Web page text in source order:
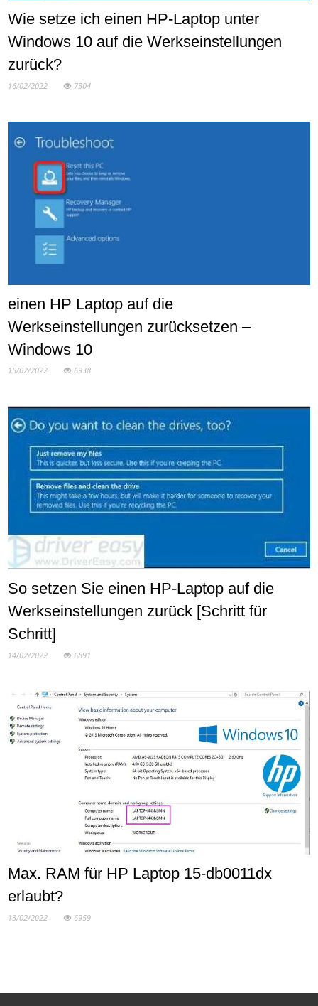
Wie setze ich einen HP-Laptop unter
Windows 10 auf die Werkseinstellungen
zurück?
16/02/2022 7304
einen HP Laptop auf die
Werkseinstellungen zurücksetzen –
Windows 10
15/02/2022 6938
So setzen Sie einen HP-Laptop auf die
Werkseinstellungen zurück [Schritt für
Schritt]
14/02/2022 6891
Max. RAM für HP Laptop 15-db0011dx
erlaubt?
13/02/2022 6959